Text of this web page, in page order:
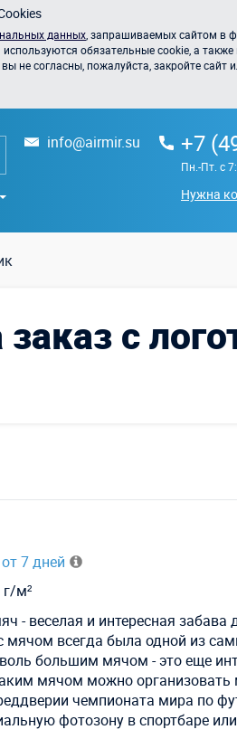
данных , запрашиваемых сайтом в
обязательные cookie, а также
согласны, пожалуйста, закройте сайт
info@airmir.su +7
Пн.-Пт. с
Нужна
с
7 дней
г/м²
- веселая и интересная забава
мячом всегда была одной из
большим мячом - это еще
мячом можно организовать
чемпионата мира по
фотозону в спортбаре